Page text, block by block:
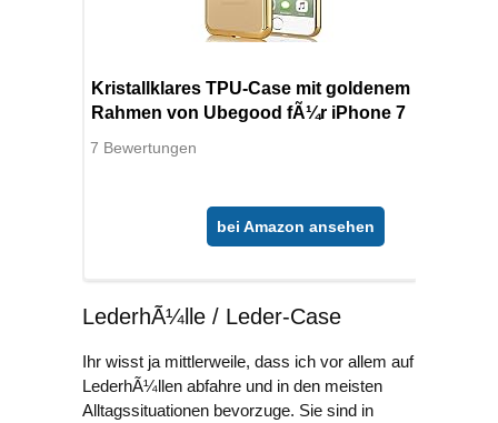
Kristallklares TPU-Case mit goldenem
Rahmen von Ubegood fÃ¼r iPhone 7
7 Bewertungen
bei Amazon ansehen
LederhÃ¼lle / Leder-Case
Ihr wisst ja mittlerweile, dass ich vor allem auf
LederhÃ¼llen abfahre und in den meisten
Alltagssituationen bevorzuge. Sie sind in